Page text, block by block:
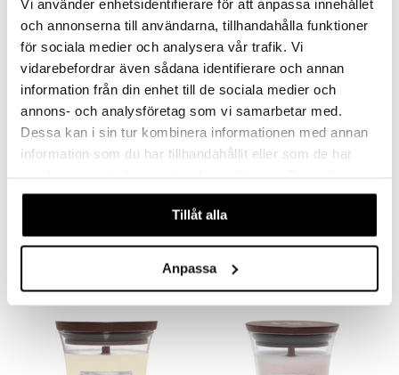
Vi använder enhetsidentifierare för att anpassa innehållet
och annonserna till användarna, tillhandahålla funktioner
för sociala medier och analysera vår trafik. Vi
vidarebefordrar även sådana identifierare och annan
information från din enhet till de sociala medier och
annons- och analysföretag som vi samarbetar med.
Dessa kan i sin tur kombinera informationen med annan
information som du har tillhandahållit eller som de har
våra cookies vid fortsatt användande av vår webbplats.
Tillåt alla
Anpassa
Saatavana useana vaihtoehtona
Sunset
28,50 €
Saatavana useana vaihtoehtona
Onyx
WOODWICK
28,50 €